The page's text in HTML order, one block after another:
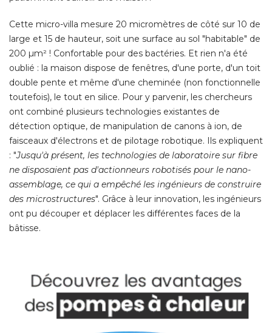
Cette micro-villa mesure 20 micromètres de côté sur 10 de
large et 15 de hauteur, soit une surface au sol "habitable" de
200 µm² ! Confortable pour des bactéries. Et rien n'a été
oublié : la maison dispose de fenêtres, d'une porte, d'un toit
double pente et même d'une cheminée (non fonctionnelle
toutefois), le tout en silice. Pour y parvenir, les chercheurs
ont combiné plusieurs technologies existantes de
détection optique, de manipulation de canons à ion, de
faisceaux d'électrons et de pilotage robotique. Ils expliquent
: "Jusqu'à présent, les technologies de laboratoire sur fibre
ne disposaient pas d'actionneurs robotisés pour le nano-
assemblage, ce qui a empêché les ingénieurs de construire
des microstructures". Grâce à leur innovation, les ingénieurs
ont pu découper et déplacer les différentes faces de la
bâtisse.